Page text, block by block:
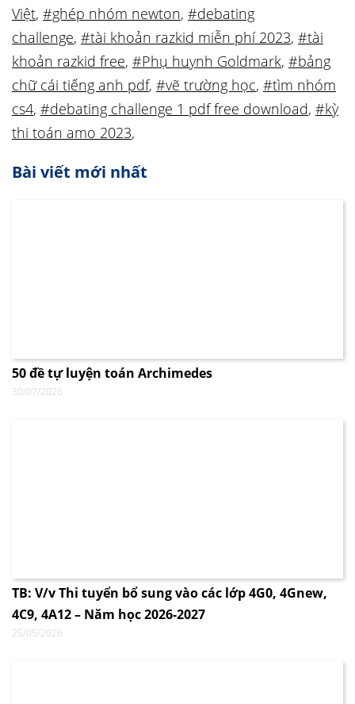
Việt, #ghép nhóm newton, #debating
challenge, #tài khoản razkid miễn phí 2023, #tài
khoản razkid free, #Phụ huynh Goldmark, #bảng
chữ cái tiếng anh pdf, #vẽ trường học, #tìm nhóm
cs4, #debating challenge 1 pdf free download, #kỳ
thi toán amo 2023,
Bài viết mới nhất
50 đề tự luyện toán Archimedes
30/07/2026
TB: V/v Thi tuyển bổ sung vào các lớp 4G0, 4Gnew,
4C9, 4A12 – Năm học 2026-2027
25/05/2026